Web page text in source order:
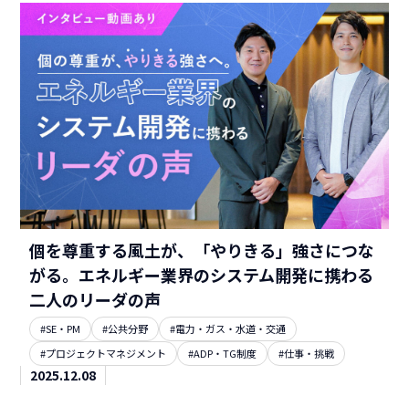
個を尊重する風土が、「やりきる」強さにつな
がる。エネルギー業界のシステム開発に携わる
二人のリーダの声
#SE・PM #公共分野
#電力・ガス・水道・交通
#プロジェクトマネジメント
#ADP・TG制度 #仕事・挑戦
2025.12.08